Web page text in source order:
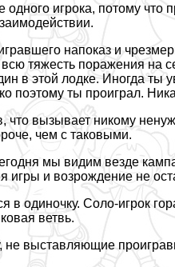
игрока, потому что
напоказ и
тяжесть поражения на
в этой лодке. Иногда ты
поэтому ты проиграл.
вызывает никому
чем с таковыми.
мы видим везде
игры и возрождение не
в одиночку. Соло-игрок
ветвь.
выставляющие